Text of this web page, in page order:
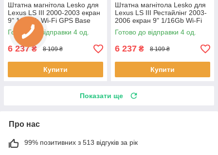
Штатна магнітола Lesko для
Lexus LS III 2000-2003 екран
9" 1/16Gb Wi-Fi GPS Base
Лексус 4 шт.
Готово до відправки 4 од.
6 237₴ 8 109 ₴
Купити
Штатна магнітола Lesko для
Lexus LS III Рестайлінг 2003-
2006 екран 9" 1/16Gb Wi-Fi
GPS Base 4 шт.
Готово до відправки 4 од.
6 237 ₴ 8 109 ₴
Купити
Показати ще
Про нас
99% позитивних з 513 відгуків за рік